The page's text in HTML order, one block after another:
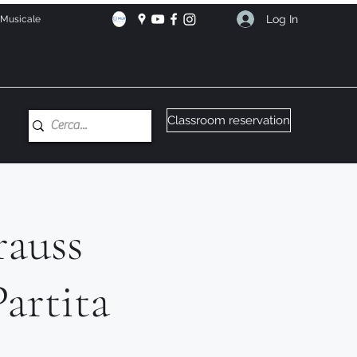
Log In
Classroom reservation